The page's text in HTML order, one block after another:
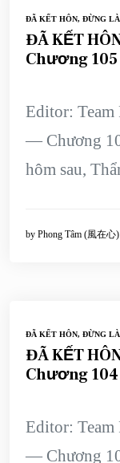
ĐÃ KẾT HÔN, ĐỪNG
ĐÃ KẾT
Chương 105
Editor: Team
— Chương
hôm sau,
by Phong Tâm (風在心)
ĐÃ KẾT HÔN, ĐỪNG
ĐÃ KẾT
Chương 104
Editor: Team
— Chương